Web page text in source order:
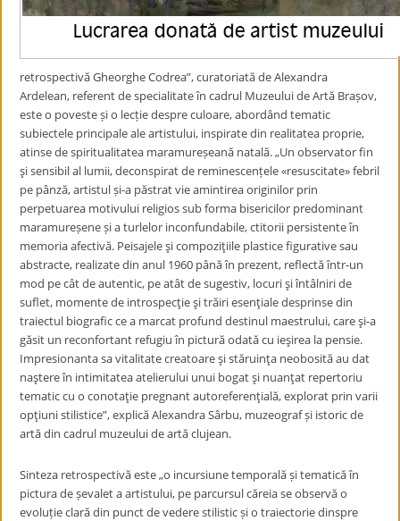
retrospectivă Gheorghe Codrea”, curatoriată de Alexandra
Ardelean, referent de specialitate în cadrul Muzeului de Artă Brașov,
este o poveste și o lecție despre culoare, abordând tematic
subiectele principale ale artistului, inspirate din realitatea proprie,
atinse de spiritualitatea maramureșeană natală. „Un observator fin
şi sensibil al lumii, deconspirat de reminescențele «resuscitate» febril
pe pânză, artistul și-a păstrat vie amintirea originilor prin
perpetuarea motivului religios sub forma bisericilor predominant
maramureșene și a turlelor inconfundabile, ctitorii persistente în
memoria afectivă. Peisajele şi compoziţiile plastice figurative sau
abstracte, realizate din anul 1960 până în prezent, reflectă într-un
mod pe cât de autentic, pe atât de sugestiv, locuri şi întâlniri de
suflet, momente de introspecţie şi trăiri esenţiale desprinse din
traiectul biografic ce a marcat profund destinul maestrului, care şi-a
găsit un reconfortant refugiu în pictură odată cu ieşirea la pensie.
Impresionanta sa vitalitate creatoare şi stăruinţa neobosită au dat
naştere în intimitatea atelierului unui bogat şi nuanţat repertoriu
tematic cu o conotaţie pregnant autoreferenţială, explorat prin varii
opţiuni stilistice”, explică Alexandra Sârbu, muzeograf și istoric de
artă din cadrul muzeului de artă clujean.
Sinteza retrospectivă este „o incursiune temporală și tematică în
pictura de șevalet a artistului, pe parcursul căreia se observă o
evoluție clară din punct de vedere stilistic și o traiectorie dinspre